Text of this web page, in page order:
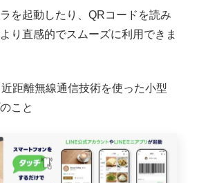
を起動したり、QRコードを読み
り直感的でスムーズに利用できま
距離無線通信技術を使った小型
こと